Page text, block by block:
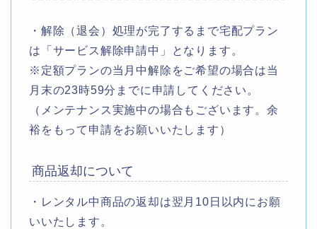
・解除（退会）処理が完了するまで宅配プラン
は「サービス解除申請中」となります。
※定額プランの当月中解除をご希望の場合は当
月末の23時59分までに申請してください。
（メンテナンス実施中の場合もございます。余
裕をもって申請をお願いいたします）
商品返却について
・レンタル中商品の返却は翌月10日以内にお願
いいたします。